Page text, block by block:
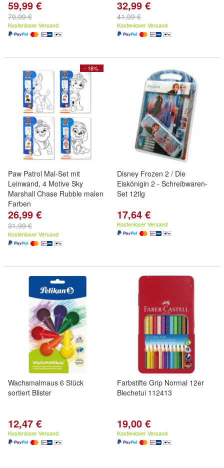
59,99 €
79,99 €
Kostenloser Versand
32,99 €
41,99 €
Kostenloser Versand
- 16%
Paw Patrol Mal-Set mit
Leinwand, 4 Motive Sky
Marshall Chase Rubble malen
Farben
26,99 €
31,99 €
Kostenloser Versand
Disney Frozen 2 / Die
Eiskönigin 2 - Schreibwaren-
Set 12tlg
17,64 €
Kostenloser Versand
Wachsmalmaus 6 Stück
sortiert Blister
12,47 €
Kostenloser Versand
Farbstifte Grip Normal 12er
Blechetui 112413
19,00 €
Kostenloser Versand